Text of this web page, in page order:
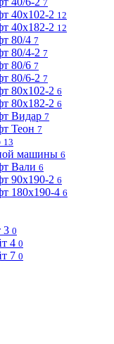
7
40х102-2 12
40х182-2 12
80/4 7
80/4-2 7
80/6 7
80/6-2 7
80х102-2 6
80х182-2 6
Видар 7
Теон 7
13
машины 6
Вали 6
90х190-2 6
180х190-4 6
3 0
4 0
7 0